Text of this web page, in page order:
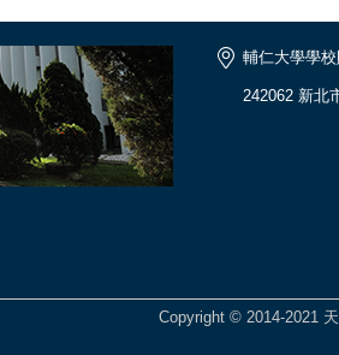
輔仁大學學
242062 新北
Copyright © 2014-2021